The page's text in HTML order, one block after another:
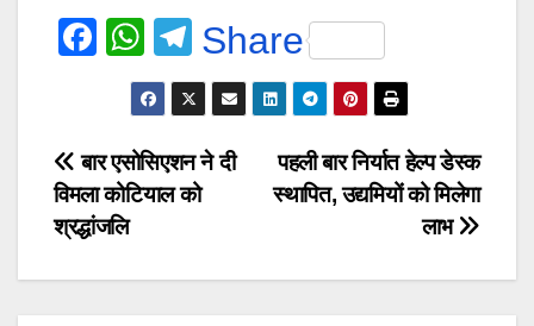
F
e
b
o
W
h
at
s
A
T
el
e
gr
a
Share
Post
navigation
पहली बार निर्यात हेल्प डेस्क
स्थापित, उद्यमियों को मिलेगा
लाभ
बार एसोसिएशन ने दी
विमला कोटियाल को
श्रद्धांजलि